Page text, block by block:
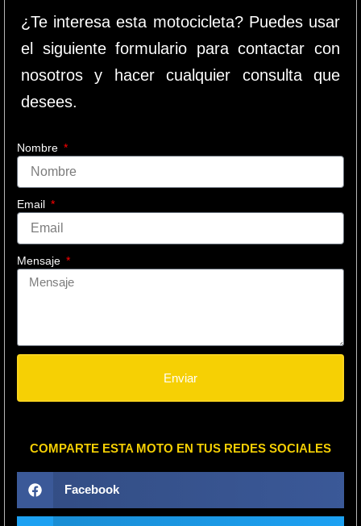
¿Te interesa esta motocicleta? Puedes usar
el siguiente formulario para contactar con
nosotros y hacer cualquier consulta que
desees.
Nombre
Email
Mensaje
Enviar
COMPARTE ESTA MOTO EN TUS REDES SOCIALES
Facebook